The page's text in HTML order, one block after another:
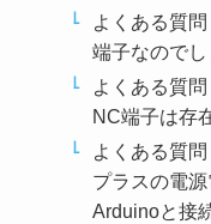
よくある質
端子なのでし
よくある質
NC端子は存
よくある質
プラスの電源
Arduinoと接